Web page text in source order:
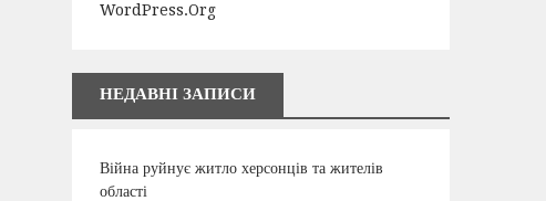
WordPress.org
НЕДАВНІ ЗАПИСИ
Війна руйнує житло херсонців та жителів
області